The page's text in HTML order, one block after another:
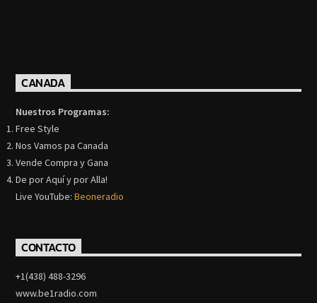
CANADA
Nuestros Programas:
Free Style
Nos Vamos pa Canada
Vende Compra y Gana
De por Aquí y por Alla!
Live YouTube:Beoneradio
CONTACTO
+1(438) 488-3296
www.be1radio.com